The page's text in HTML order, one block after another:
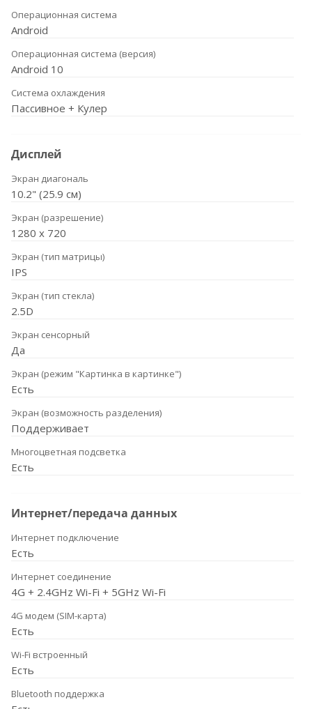
Операционная система
Android
Операционная система (версия)
Android 10
Система охлаждения
Пассивное + Кулер
Дисплей
Экран диагональ
10.2" (25.9 см)
Экран (разрешение)
1280 х 720
Экран (тип матрицы)
IPS
Экран (тип стекла)
2.5D
Экран сенсорный
Да
Экран (режим "Картинка в картинке")
Есть
Экран (возможность разделения)
Поддерживает
Многоцветная подсветка
Есть
Интернет/передача данных
Интернет подключение
Есть
Интернет соединение
4G + 2.4GHz Wi-Fi + 5GHz Wi-Fi
4G модем (SIM-карта)
Есть
Wi-Fi встроенный
Есть
Bluetooth поддержка